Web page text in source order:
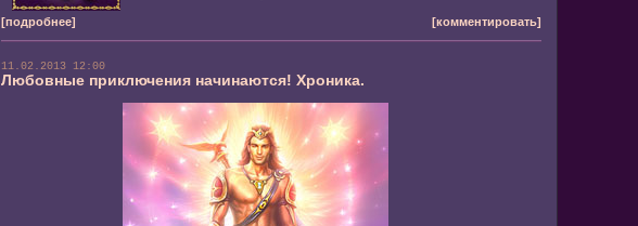
[подробнее] [комментировать]
11.02.2013 12:00
Любовные приключения начинаются! Хроника.